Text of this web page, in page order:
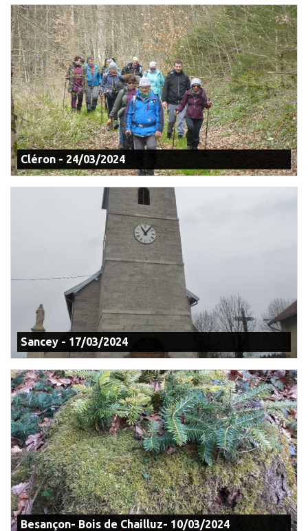
Cléron - 24/03/2024
Sancey - 17/03/2024
Besançon- Bois de Chailluz- 10/03/2024